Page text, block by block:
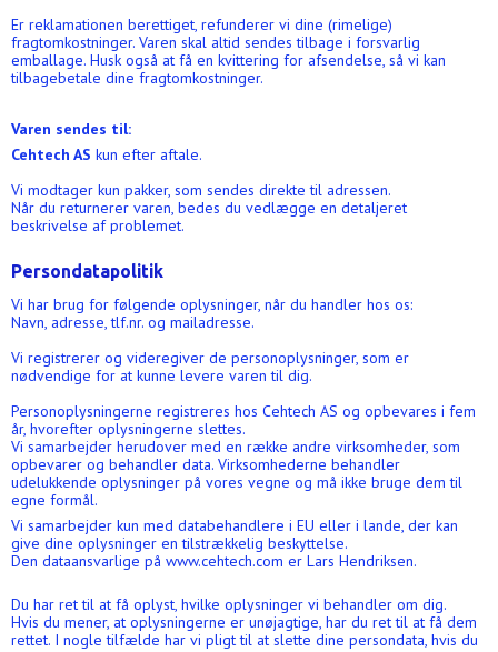
Er reklamationen berettiget, refunderer vi dine (rimelige)
fragtomkostninger. Varen skal altid sendes tilbage i forsvarlig
emballage. Husk også at få en kvittering for afsendelse, så vi kan
tilbagebetale dine fragtomkostninger.
Varen sendes til:
Cehtech AS kun efter aftale.
Vi modtager kun pakker, som sendes direkte til adressen.
Når du returnerer varen, bedes du vedlægge en detaljeret
beskrivelse af problemet.
Persondatapolitik
Vi har brug for følgende oplysninger, når du handler hos os:
Navn, adresse, tlf.nr. og mailadresse.
Vi registrerer og videregiver de personoplysninger, som er
nødvendige for at kunne levere varen til dig.
Personoplysningerne registreres hos Cehtech AS og opbevares i fem
år, hvorefter oplysningerne slettes.
Vi samarbejder herudover med en række andre virksomheder, som
opbevarer og behandler data. Virksomhederne behandler
udelukkende oplysninger på vores vegne og må ikke bruge dem til
egne formål.
Vi samarbejder kun med databehandlere i EU eller i lande, der kan
give dine oplysninger en tilstrækkelig beskyttelse.
Den dataansvarlige på www.cehtech.com er Lars Hendriksen.
Du har ret til at få oplyst, hvilke oplysninger vi behandler om dig.
Hvis du mener, at oplysningerne er unøjagtige, har du ret til at få dem
rettet. I nogle tilfælde har vi pligt til at slette dine persondata, hvis du